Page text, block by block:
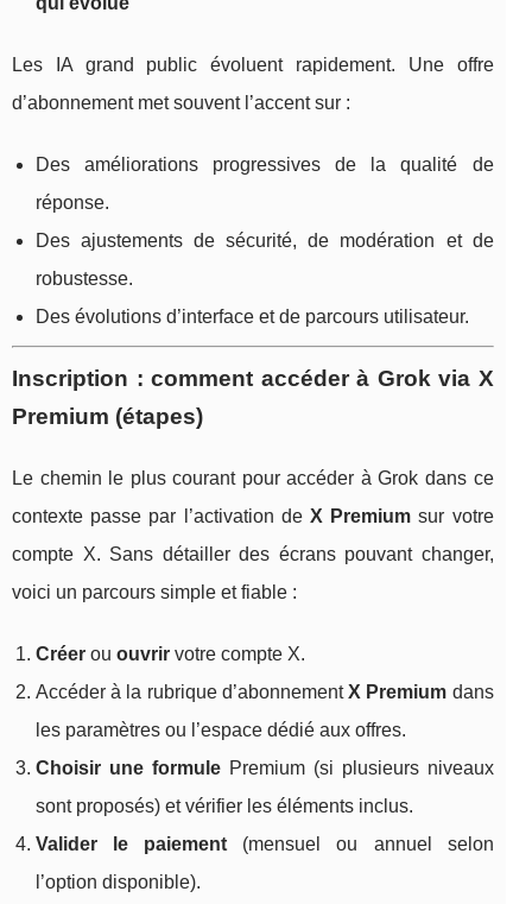
Les IA grand public évoluent rapidement. Une offre
d’abonnement met souvent l’accent sur :
Des améliorations progressives de la qualité de
réponse.
Des ajustements de sécurité, de modération et de
robustesse.
Des évolutions d’interface et de parcours utilisateur.
Inscription : comment accéder à Grok via X
Premium (étapes)
Le chemin le plus courant pour accéder à Grok dans ce
contexte passe par l’activation de X Premium sur votre
compte X. Sans détailler des écrans pouvant changer,
voici un parcours simple et fiable :
Créer ou ouvrir votre compte X.
Accéder à la rubrique d’abonnementX Premium dans
les paramètres ou l’espace dédié aux offres.
Choisir une formulePremium (si plusieurs niveaux
sont proposés) et vérifier les éléments inclus.
Valider le paiement (mensuel ou annuel selon
l’option disponible).